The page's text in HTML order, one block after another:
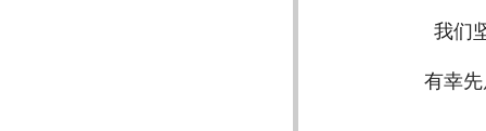
我们
有幸